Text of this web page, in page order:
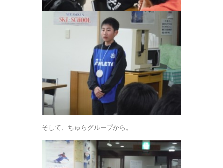
そして、ちゅらグループから。